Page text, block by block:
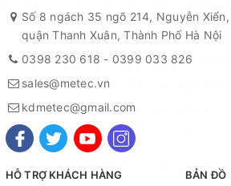
Số 8 ngách 35 ngõ 214, Nguyễn
quận Thanh Xuân, Thành Phố Hà Nội
0398 230 618 - 0399 033 826
sales@metec.vn
kdmetec@gmail.com
HỖ TRỢ KHÁCH HÀNG BẢN ĐỒ